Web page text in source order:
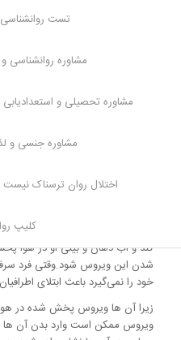
تست
مشاوره روانشناسی
مشاوره تحصیلی و استعدادیابی
مشاوره جنسی و
اختلال روان ترسناک
کلیپ
در این بین اطلاعات غلط در رابطه
راه های انتقال ویروس
همه ما بارها دچار سرماخوردگی
اند که نکات بهداشتی را رعایت کنیم
این ویروس علائمی شبیه
انتقال از طریق هوا
یکی از راه های انتقال ویروس از
کند و آب دهان و بینی او در
شدن این ویروس شود.وقتی فرد
خود را نمی‌گیرد باعث ابتلای
زیرا آن ها ویروس پخش شده در هوا
ویروس ممکن است وارد بدن آن